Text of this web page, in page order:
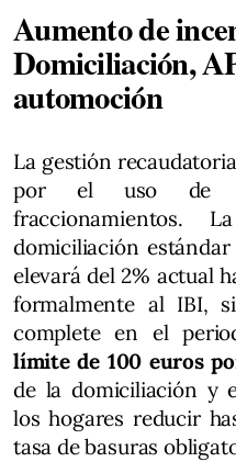
Aumento de
Domiciliación,
automoción
La gestión
por el uso de
fraccionamientos.
domiciliación
elevará del 2% actual
formalmente al IBI,
complete en el
límite de 100 euros
de la domiciliación y
los hogares reducir
tasa de basuras